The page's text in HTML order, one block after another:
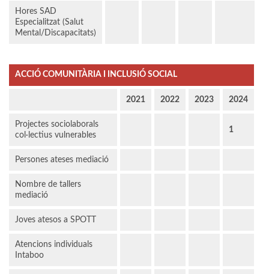
Hores SAD
Especialitzat (Salut
Mental/Discapacitats)
ACCIÓ COMUNITÀRIA I INCLUSIÓ SOCIAL
2021 2022 2023 2024
Projectes sociolaborals
col·lectius vulnerables
1
Persones ateses mediació
Nombre de tallers
mediació
Joves atesos a SPOTT
Atencions individuals
Intaboo